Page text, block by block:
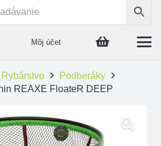
Môj účet
Rybárstvo
Podberáky
REAXE FloateR DEEP